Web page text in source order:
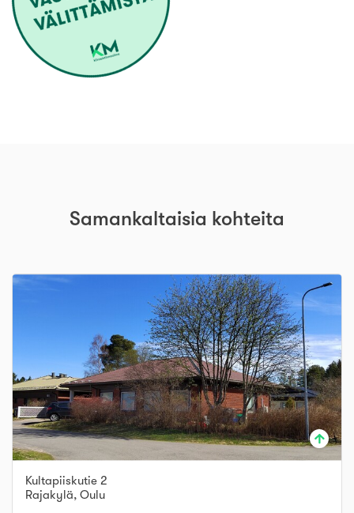
Samankaltaisia kohteita
Kultapiiskutie 2
Rajakylä, Oulu